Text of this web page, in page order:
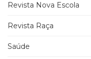
Revista Nova Escola
Revista Raça
Saúde